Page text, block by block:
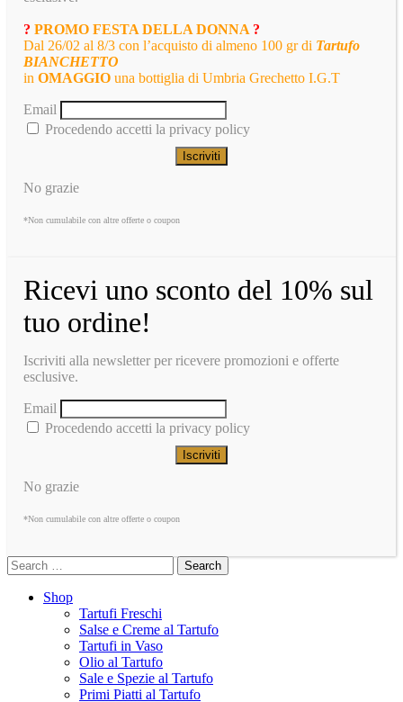
? PROMO FESTA DELLA DONNA ?
Dal 26/02 al 8/3 con l’acquisto di almeno 100 gr di Tartufo
BIANCHETTO
in OMAGGIO una bottiglia di Umbria Grechetto I.G.T
Email
Procedendo accetti la privacy policy
No grazie
*Non cumulabile con altre offerte o coupon
Ricevi uno sconto del 10% sul
tuo ordine!
Iscriviti alla newsletter per ricevere promozioni e offerte
esclusive.
Email
Procedendo accetti la privacy policy
No grazie
*Non cumulabile con altre offerte o coupon
Search
Shop
Tartufi Freschi
Salse e Creme al Tartufo
Tartufi in Vaso
Olio al Tartufo
Sale e Spezie al Tartufo
Primi Piatti al Tartufo